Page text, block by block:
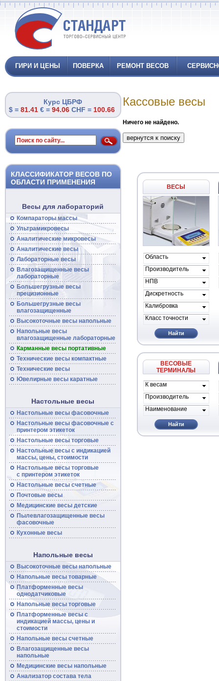
ГИРИ И ЦЕНЫ ПОВЕРКА РЕМОНТ ВЕСОВ
Курс ЦБРФ
$ = 81.41 € = 94.06 CHF = 100.66
КЛАССИФИКАТОР ВЕСОВ ПО
ОБЛАСТИ ПРИМЕНЕНИЯ
Весы для лабораторий
Компараторы массы
Ультрамикровесы
Аналитические микровесы
Аналитические весы
Лабораторные весы
Влагозащищенные весы
лабораторные
Большегрузные весы
прецизионные
Большегрузные весы
влагозащищенные
Высокоточные весынапольные
Напольные весы
влагозащищенные лабораторные
Карманные весы портативные
Технические весыкомпактные
Технические весы
Ювелирные весы каратные
Настольные весы
Настольные весы фасовочные
Настольные весыфасовочные с
принтером этикеток
Настольные весы торговые
Настольныевесыс индикацией
массы, цены, стоимости
Настольные весыторговые
с принтером этикеток
Настольные весысчетные
Почтовые весы
Медицинские весы детские
Пылевлагозащищенные весы
фасовочные
Кухонные весы
Напольные весы
Высокоточные весынапольные
Напольные весытоварные
Платформенные весы
однодатчиковые
Напольные весыторговые
Платформенныевесыс
индикацией массы, цены и
стоимости
Напольные весысчетные
Влагозащищенные весы
напольные
Медицинские весынапольные
Анализатор состава тела
Кассовые весы
Ничего не найдено.
ВЕСЫ
Область
применения
Производитель
весов
НПВ
Дискретность
Калибровка
Класс точности
Найти
ВЕСОВЫЕ
ТЕРМИНАЛЫ
К весам
проиводителя
Производитель
Наименование
Найти